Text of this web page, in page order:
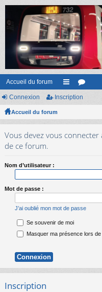
Accueil du forum
ac or
Connexion Inscription
Accueil du forum
Vous devez vous
de ce forum.
Nom d’utilisateur :
Mot de passe :
J’ai oublié mon mot de passe
Se souvenir de moi
Masquer ma présence lors
Inscription